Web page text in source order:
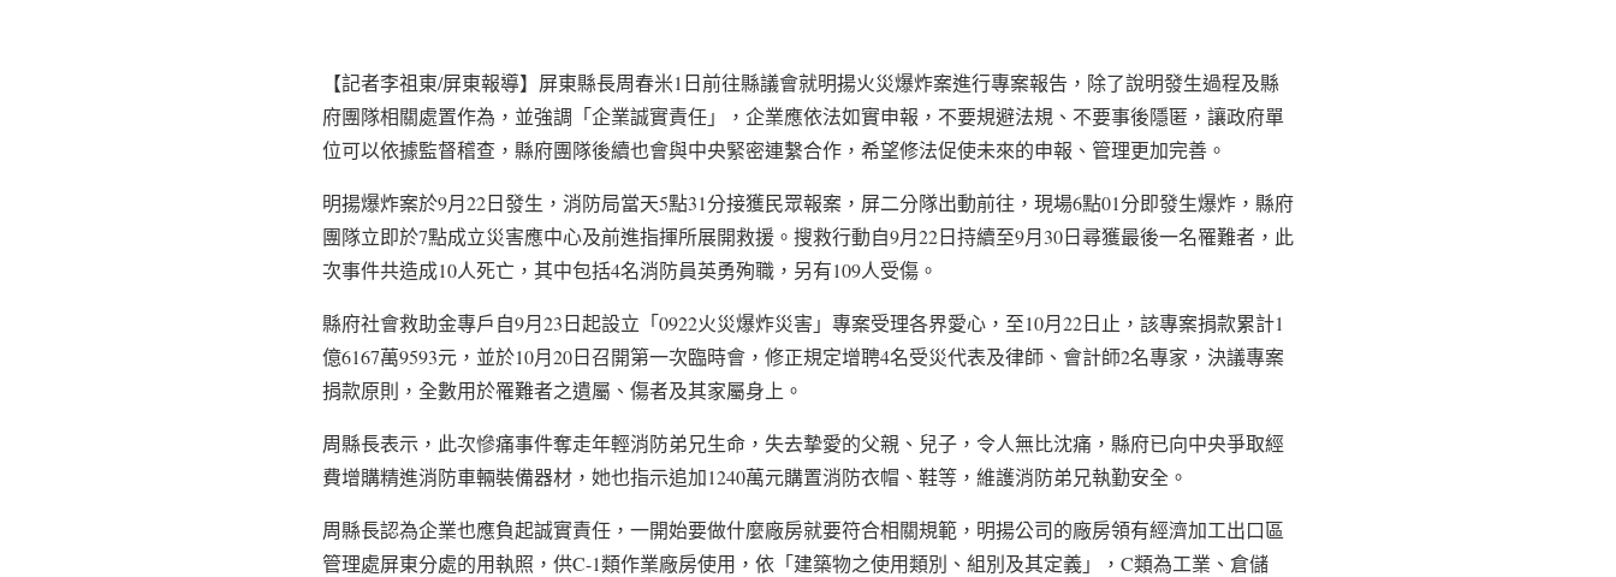
【記者李祖東/屏東報導】屏東縣長周春米1日前往縣議會就明揚火災爆炸案進行專案報告，除了說明發生過程及縣
府團隊相關處置作為，並強調「企業誠實責任」，企業應依法如實申報，不要規避法規、不要事後隱匿，讓政府單
位可以依據監督稽查，縣府團隊後續也會與中央緊密連繫合作，希望修法促使未來的申報、管理更加完善。
明揚爆炸案於9月22日發生，消防局當天5點31分接獲民眾報案，屏二分隊出動前往，現場6點01分即發生爆炸，縣府
團隊立即於7點成立災害應中心及前進指揮所展開救援。搜救行動自9月22日持續至9月30日尋獲最後一名罹難者，此
次事件共造成10人死亡，其中包括4名消防員英勇殉職，另有109人受傷。
縣府社會救助金專戶自9月23日起設立「0922火災爆炸災害」專案受理各界愛心，至10月22日止，該專案捐款累計1
億6167萬9593元，並於10月20日召開第一次臨時會，修正規定增聘4名受災代表及律師、會計師2名專家，決議專案
捐款原則，全數用於罹難者之遺屬、傷者及其家屬身上。
周縣長表示，此次慘痛事件奪走年輕消防弟兄生命，失去摯愛的父親、兒子，令人無比沈痛，縣府已向中央爭取經
費增購精進消防車輛裝備器材，她也指示追加1240萬元購置消防衣帽、鞋等，維護消防弟兄執勤安全。
周縣長認為企業也應負起誠實責任，一開始要做什麼廠房就要符合相關規範，明揚公司的廠房領有經濟加工出口區
管理處屏東分處的用執照，供C-1類作業廠房使用，依「建築物之使用類別、組別及其定義」，C類為工業、倉儲